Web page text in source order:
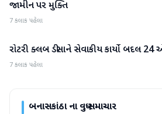
જામીન પર મુક્તિ
7 કલાક પહેલા
બનાસકાંઠા
રોટરી ક્લબ ડીસાને સેવાકીય કાર્યો બદલ 24
7 કલાક પહેલા
બનાસકાંઠાના વધુ સમાચાર